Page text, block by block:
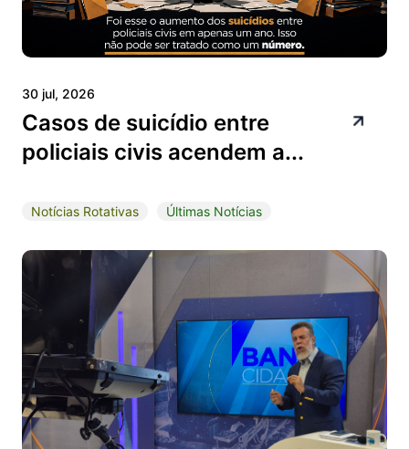
30 jul, 2026
Casos de suicídio entre
policiais civis acendem a...
Notícias Rotativas Últimas Notícias